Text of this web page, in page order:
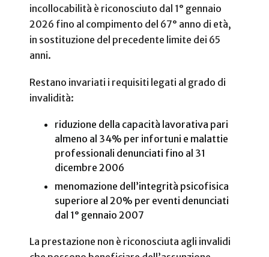
incollocabilità è riconosciuto dal 1° gennaio
2026 fino al compimento del 67° anno di età,
in sostituzione del precedente limite dei 65
anni.
Restano invariati i requisiti legati al grado di
invalidità:
riduzione della capacità lavorativa pari
almeno al 34% per infortuni e malattie
professionali denunciati fino al 31
dicembre 2006
menomazione dell’integrità psicofisica
superiore al 20% per eventi denunciati
dal 1° gennaio 2007
La prestazione non è riconosciuta agli invalidi